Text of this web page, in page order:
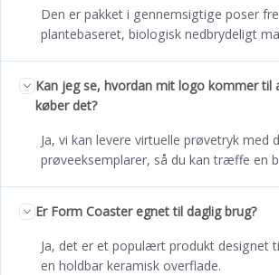
Den er pakket i gennemsigtige poser
plantebaseret, biologisk nedbrydeligt
Kan jeg se, hvordan mit logo kommer til
køber det?
Ja, vi kan levere virtuelle prøvetryk med
prøveeksemplarer, så du kan træffe en
Er Form Coaster egnet til daglig brug?
Ja, det er et populært produkt designet
en holdbar keramisk overflade.